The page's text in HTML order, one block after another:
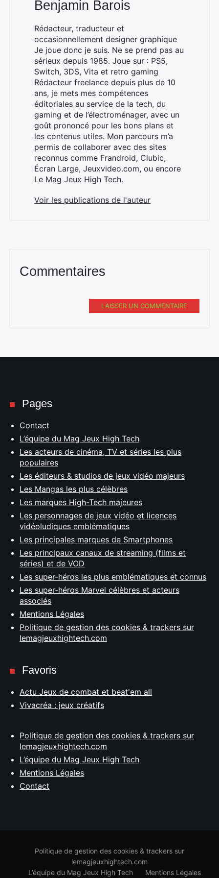
Benjamin Barois
Rédacteur, traducteur et
occasionnellement designer graphique
Je joue donc je suis. Ne se prend pas au
sérieux depuis 1985. Joue sur : PS5,
Switch, 3DS, Vita et retro gaming
Rédacteur freelance depuis plus de 10
ans, je mets mes compétences
éditoriales au service de la tech, du
gaming et de l’électroménager, avec un
goût prononcé pour les bons plans et
les contenus utiles. Mon parcours m’a
permis de collaborer avec des sites
reconnus comme Frandroid, Clubic,
Écran Large, Jeuxvideo.com, ou encore
Le Mag Jeux High Tech.
Voir les publications de l'auteur
Commentaires
LAISSER UN COMMENTAIRE
Pages
Contact
L’équipe du Mag Jeux High Tech
Les acteurs de cinéma, TV et séries les plus
populaires
Les éditeurs & studios de jeux vidéo majeurs
Les Mangas les plus célèbres
Les marques High-Tech majeures
Les personnages de jeux vidéo et licences
vidéoludiques emblématiques
Les principales marques de Smartphones
Les principaux canaux de streaming (films et
séries) et de VOD
Les super-héros les plus emblématiques et connus
Les super-héros Marvel célèbres et acteurs
associés
Mentions Légales
Politique de gestion des cookies & trackers sur
lemagjeuxhightech.com
Favoris
Actu Jeux de combat et beat'em all
Vivacréa : jeux créatifs
Politique de gestion des cookies & trackers sur
lemagjeuxhightech.com
L’équipe du Mag Jeux High Tech
Mentions Légales
Contact
Politique de gestion des cookies & trackers sur
lemagjeuxhightech.com
L’équipe du Mag Jeux High Tech
Mentions Légales
Rechercher
: